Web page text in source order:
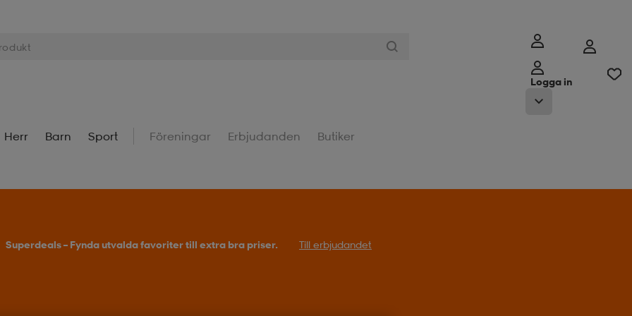
Logga in
Herr Barn Sport Föreningar Erbjudanden Butiker
Superdeals – Fynda utvalda favoriter till extra bra priser. Till erbjudandet